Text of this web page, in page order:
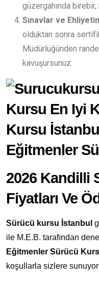
güzergahında
Sınavlar ve
olduktan sonra
Müdürlüğünden
kavuşursunuz.
2026 Kandilli
Fiyatları Ve
Sürücü kursu İstanbul
ile M.E.B. tarafından
Eğitmenler Sürücü
koşullarla sizlere